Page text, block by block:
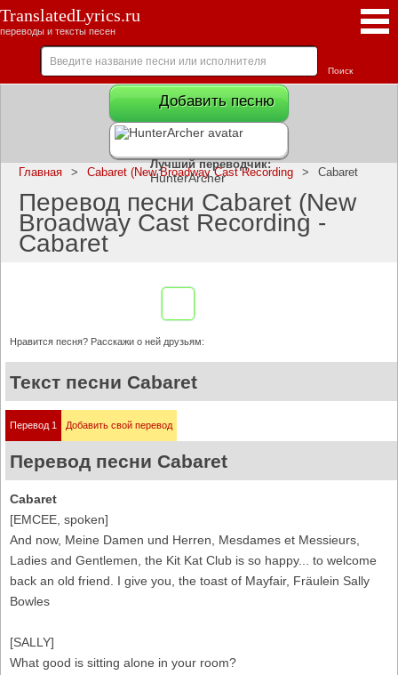
TranslatedLyrics.ru
переводы и тексты песен
Добавить песню
Лучший переводчик:
HunterArcher
Главная > Cabaret (New Broadway Cast Recording > Cabaret
Перевод песни Cabaret (New
Broadway Cast Recording -
Cabaret
Нравится песня? Расскажи о ней друзьям:
Текст песни Cabaret
Перевод 1 Добавить свой перевод
Перевод песни Cabaret
Cabaret
[EMCEE, spoken]
And now, Meine Damen und Herren, Mesdames et Messieurs,
Ladies and Gentlemen, the Kit Kat Club is so happy... to welcome
back an old friend. I give you, the toast of Mayfair, Fräulein Sally
Bowles
[SALLY]
What good is sitting alone in your room?